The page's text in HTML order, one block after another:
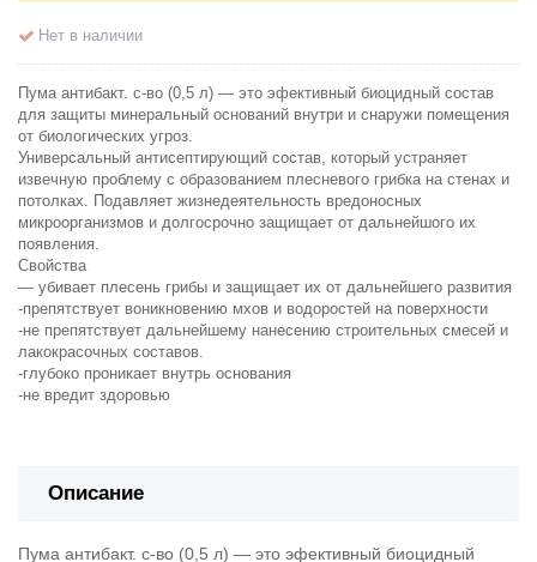
Нет в наличии
Пума антибакт. с-во (0,5 л) — это эфективный биоцидный состав
для защиты минеральный оснований внутри и снаружи помещения
от биологических угроз.
Универсальный антисептирующий состав, который устраняет
извечную проблему с образованием плесневого грибка на стенах и
потолках. Подавляет жизнедеятельность вредоносных
микроорганизмов и долгосрочно защищает от дальнейшого их
появления.
Свойства
— убивает плесень грибы и защищает их от дальнейшего развития
-препятствует воникновению мхов и водоростей на поверхности
-не препятствует дальнейшему нанесению строительных смесей и
лакокрасочных составов.
-глубоко проникает внутрь основания
-не вредит здоровью
Описание
Пума антибакт. с-во (0,5 л) — это эфективный биоцидный